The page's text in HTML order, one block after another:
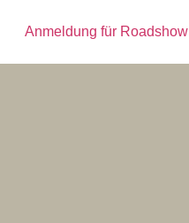
Anmeldung für Roadshow